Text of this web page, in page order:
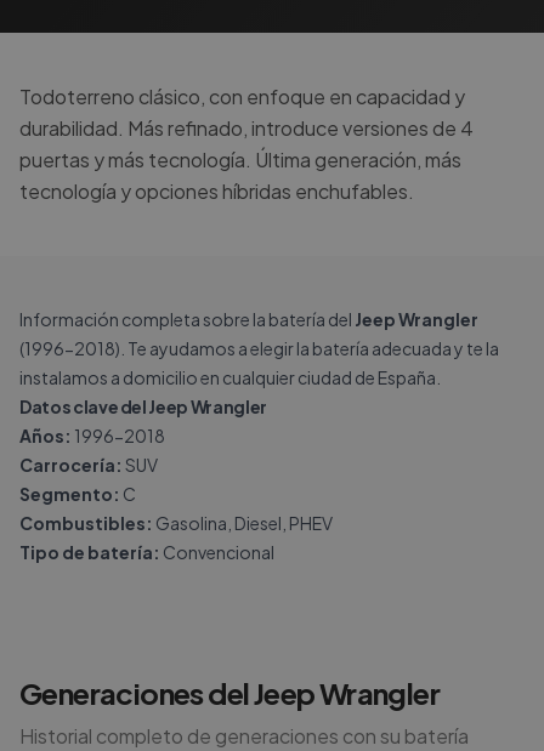
Todoterreno clásico, con enfoque en capacidad y
durabilidad. Más refinado, introduce versiones de 4
puertas y más tecnología. Última generación, más
tecnología y opciones híbridas enchufables.
Información completa sobre la batería del Jeep Wrangler
(1996-2018). Te ayudamos a elegir la batería adecuada y te la
instalamos a domicilio en cualquier ciudad de España.
Datos clave del Jeep Wrangler
Años: 1996-2018
Carrocería: SUV
Segmento: C
Combustibles: Gasolina, Diesel, PHEV
Tipo de batería: Convencional
Generaciones delJeepWrangler
Historial completo de generaciones con su batería